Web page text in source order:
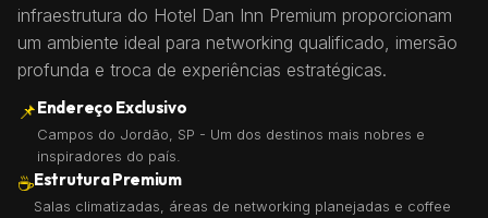
infraestrutura do Hotel Dan Inn Premium proporcionam
um ambiente ideal para networking qualificado, imersão
profunda e troca de experiências estratégicas.
📌Endereço Exclusivo
Campos do Jordão, SP - Um dos destinos mais nobres e
inspiradores do país.
☕Estrutura Premium
Salas climatizadas, áreas de networking planejadas e coffee